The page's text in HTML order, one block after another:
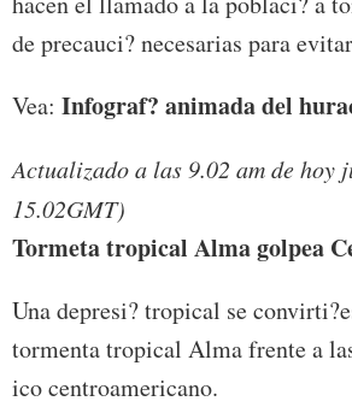
de precauci? necesarias para
Vea: Infograf? animada del
Actualizado a las 9.02 am de hoy
15.02GMT)
Tormeta tropical Alma golpea
Una depresi? tropical se
tormenta tropical Alma frente a
ico centroamericano.